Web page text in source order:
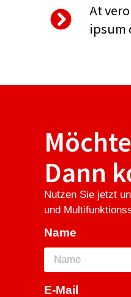
At
ipsum
Dann
Nutzen Sie jetzt
und
Name
E-Mail